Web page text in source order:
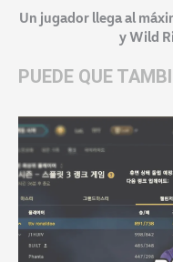
Un jugador llega al
y Wild
PUEDE QUE